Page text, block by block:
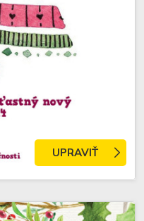
UPRAVIŤ